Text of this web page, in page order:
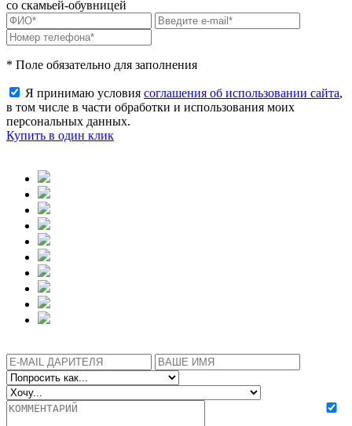
со скамьей-обувницей
* Поле обязательно для заполнения
Я принимаю условия соглашения об использовании сайта,
в том числе в части обработки и использования моих
персональных данных.
Купить в один клик